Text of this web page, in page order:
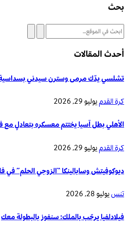
بحث
أحدث المقالات
تشلسي يدّك مرمى وسترن سيدني
كرة القدميوليو 29, 2026
الأهلي بطل آسيا يختتم معسكره بتعادلٍ مع
كرة القدميوليو 29, 2026
ديوكوفيتش وسابالينكا “الزوجي الحلم” في
تنسيوليو 28, 2026
فيلادلفيا يرحّب بالملك: سنفوز بالبطولة معك